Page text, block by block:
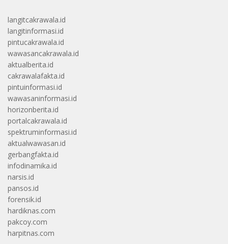
langitcakrawala.id
langitinformasi.id
pintucakrawala.id
wawasancakrawala.id
aktualberita.id
cakrawalafakta.id
pintuinformasi.id
wawasaninformasi.id
horizonberita.id
portalcakrawala.id
spektruminformasi.id
aktualwawasan.id
gerbangfakta.id
infodinamika.id
narsis.id
pansos.id
forensik.id
hardiknas.com
pakcoy.com
harpitnas.com